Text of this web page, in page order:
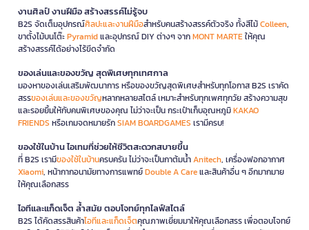
งานศิลป์ งานฝีมือ สร้างสรรค์ไม่รู้จบ
B2S จัดเต็มอุปกรณ์ศิลปะและงานฝีมือสำหรับคนสร้างสรรค์ตัวจริง ทั้งสีไม้Colleen,
ขาตั้งไม้บนโต๊ะPyramidและอุปกรณ์ DIY ต่างๆ จากMONT MARTEให้คุณ
สร้างสรรค์ได้อย่างไร้ขีดจำกัด
ของเล่นและของขวัญ สุดพิเศษทุกเทศกาล
มองหาของเล่นเสริมพัฒนาการ หรือของขวัญสุดพิเศษสำหรับทุกโอกาส B2S เราคัด
สรรของเล่นและของขวัญหลากหลายสไตล์ เหมาะสำหรับทุกเพศทุกวัย สร้างความสุข
และรอยยิ้มให้กับคนพิเศษของคุณ ไม่ว่าจะเป็น กระเป๋าเก็บอุณหภูมิKAKAO
FRIENDS หรือเกมจดหมายรักSIAM BOARDGAMES เรามีครบ!
ของใช้ในบ้าน ไอเทมที่ช่วยให้ชีวิตสะดวกสบายขึ้น
ที่ B2S เรามีของใช้ในบ้านครบครัน ไม่ว่าจะเป็นกาต้มน้ำAnitech, เครื่องฟอกอากาศ
Xiaomi, หน้ากากอนามัยทางการแพทย์Double A Careและสินค้าอื่น ๆ อีกมากมาย
ให้คุณเลือกสรร
ไอทีและแก็ดเจ็ต ล้ำสมัย ตอบโจทย์ทุกไลฟ์สไตล์
B2S ได้คัดสรรสินค้าไอทีและแก็ดเจ็ตคุณภาพเยี่ยมมาให้คุณเลือกสรร เพื่อตอบโจทย์